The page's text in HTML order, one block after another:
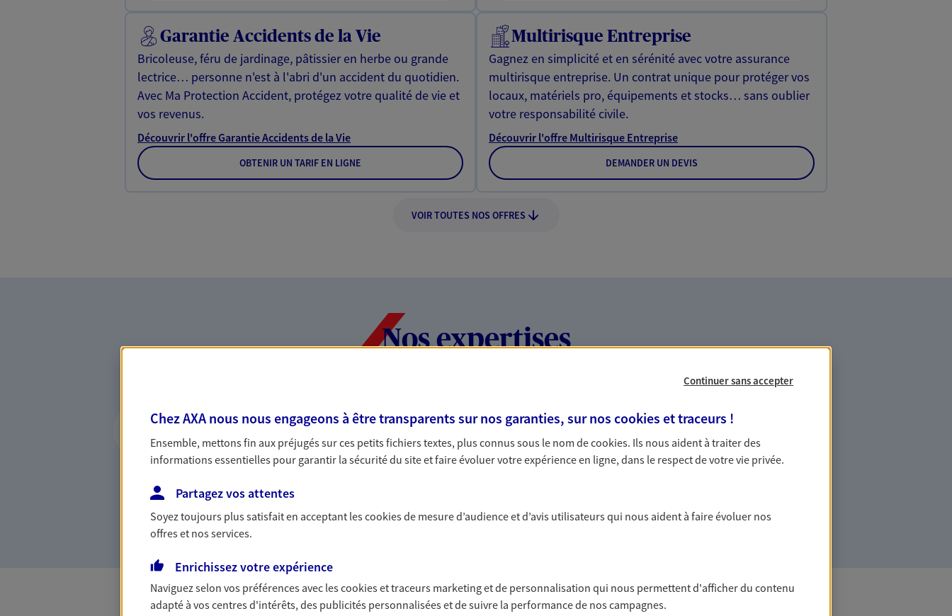
Garantie Accidents de la Vie
Bricoleuse, féru de jardinage, pâtissier en herbe ou grande
lectrice… personne n'est à l'abri d'un accident du quotidien.
Avec Ma Protection Accident, protégez votre qualité de vie et
vos revenus.
Découvrir l'offre Garantie Accidents de la Vie
OBTENIR UN TARIF EN LIGNE
Multirisque Entreprise
Gagnez en simplicité et en sérénité avec votre assurance
multirisque entreprise. Un contrat unique pour protéger vos
locaux, matériels pro, équipements et stocks… sans oublier
votre responsabilité civile.
Découvrir l'offre Multirisque Entreprise
DEMANDER UN DEVIS
VOIR TOUTES NOS OFFRES
Nos expertises
Vous accompagner dans la durée et la
confiance
Vous accompagner dans vos projets de vie tout au long de
la confiance et la proximité. C'est en apprenant à vous
connaître que nous proposons de meilleures solutions.
Accompagner les professionnels et les
entreprises
Comme vous, nous sommes des indépendants. Nous
votre famille.
Continuer sans accepter
Chez AXA nous nous engageons à être transparents sur nos garanties, sur nos cookies et traceurs !
Ensemble, mettons fin aux préjugés sur ces petits fichiers textes, plus connus sous le nom decookies. Ils nous aident à traiter des
informations essentielles pour garantir la sécurité du site et faire évoluer votre expérience en ligne, dans le respect de votre vie privée.
Partagez vos attentes
Soyez toujours plus satisfait en acceptant lescookiesde mesure d’audience et d’avis utilisateurs qui nous aident à faire évoluer nos
offres et nos services.
Enrichissez votre expérience
Naviguez selon vos préférences avec lescookies et traceurs marketing et de personnalisation qui nous permettent d'afficher du contenu
adapté à vos centres d'intérêts, des publicités personnalisées et de suivre la performance de nos campagnes.